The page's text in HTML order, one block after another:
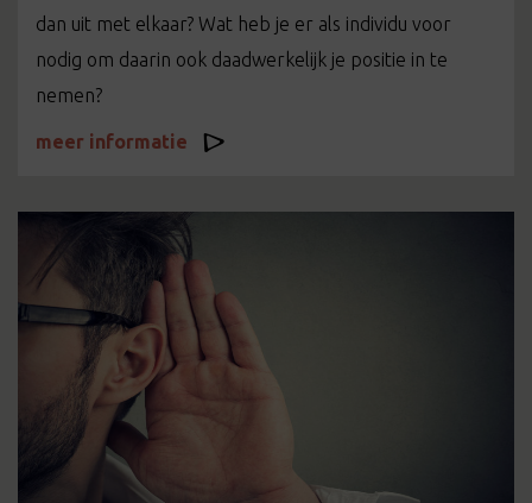
dan uit met elkaar? Wat heb je er als individu voor
nodig om daarin ook daadwerkelijk je positie in te
nemen?
meer informatie